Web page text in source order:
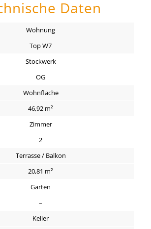
Daten
Wohnung
Top W7
Stockwerk
OG
Wohnfläche
46,92 m²
Zimmer
2
Terrasse / Balkon
20,81 m²
Garten
–
Keller